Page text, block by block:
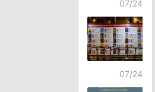
07/24
07/24